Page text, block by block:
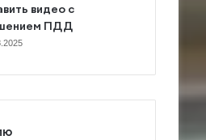
видео с
ПДД